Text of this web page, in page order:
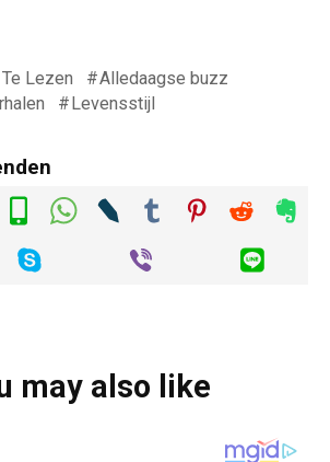
Lezen
Alledaagse buzz
Levensstijl
may also like